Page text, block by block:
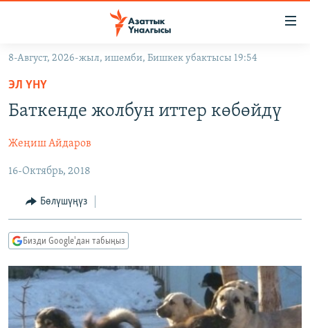
Навигацияга
өтүңүз
Издөөгө
салыңыз
САЯСАТ
ЭКОНОМИКА
МАДАНИЯТ
ДҮЙНӨ
БОРБОР АЗИЯ
УКРАИНА
АТАЙЫН ИЛИКТӨӨ
ТВ ПРОГРАММАЛАР
БҮГҮН АЗАТТЫКТА
ЭКСПЕРТТЕР ТАЛДАЙТ
БИЗ ЖАНА ДҮЙНӨ
ДАНИСТЕ
ЭЖЕ-СИҢДИЛЕР
ПОДКАСТ
ӨЗГӨЧӨ ПИКИР
Русский
ОНЛАЙН ШЕРИНЕ
8-Август, 2026-жыл, ишемби, Бишкек убактысы 19:54
ЭЛ ҮНҮ
Баткенде жолбун иттер көбөйдү
Жеңиш Айдаров
16-Октябрь, 2018
Бөлүшүңүз
Бизди Google'дан табыңыз